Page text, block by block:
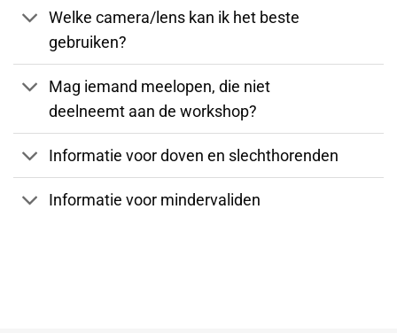
Welke camera/lens kan ik het beste
gebruiken?
Mag iemand meelopen, die niet
deelneemt aan de workshop?
Informatie voor doven en slechthorenden
Informatie voor mindervaliden